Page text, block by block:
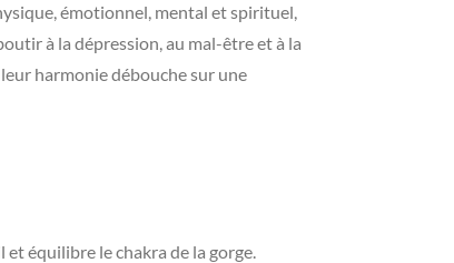
émotionnel, mental et spirituel,
à la dépression, au mal-être et à la
harmonie débouche sur une
équilibre le chakra de la gorge.